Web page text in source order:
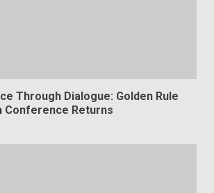
Through Dialogue: Golden Rule
Conference Returns